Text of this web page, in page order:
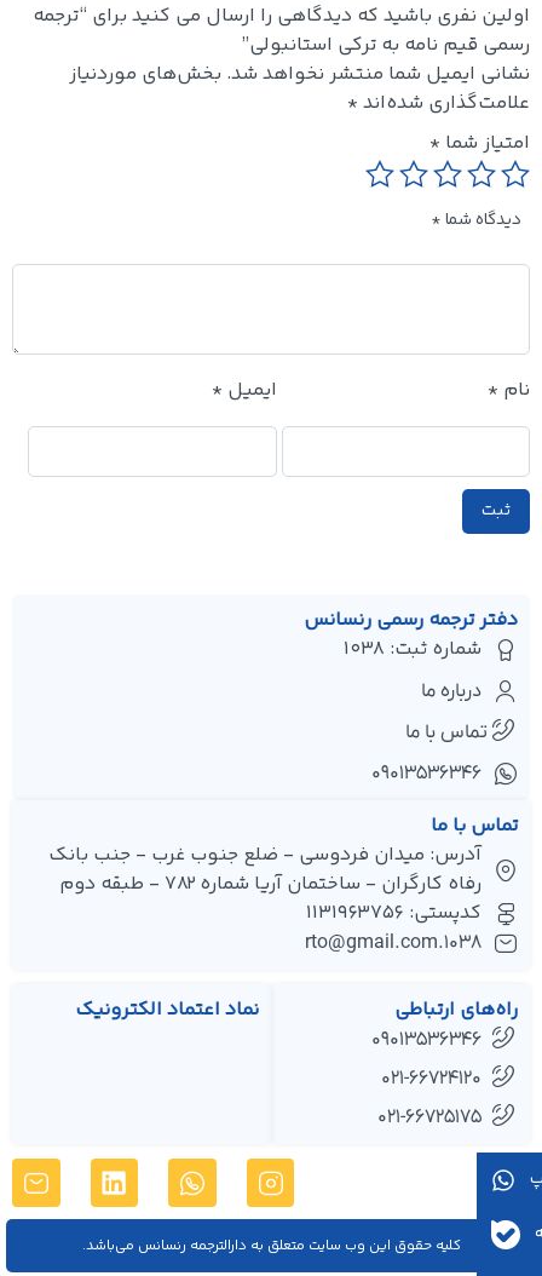
اولین نفری باشید که دیدگاهی را ارسال می کنید برای “ترجمه
رسمی قیم نامه به ترکی استانبولی”
نشانی ایمیل شما منتشر نخواهد شد.بخش‌های موردنیاز
علامت‌گذاری شده‌اند*
امتیاز شما*
دیدگاه شما*
نام* ایمیل*
دفتر ترجمه رسمی رنسانس
شماره ثبت: 1038
درباره ما
تماس با ما
۰۹۰۱۳۵۳۶۳۴۶
تماس با ما
آدرس: میدان فردوسی - ضلع جنوب غرب - جنب بانک
رفاه کارگران - ساختمان آریا شماره 782 - طبقه دوم
کدپستی: 1131963756
1038.rto@gmail.com
راه‌های ارتباطی
09013536346
021-66724120
021-66725175
نماد اعتماد الکترونیک
کليه حقوق اين وب سایت متعلق به دارالترجمه رنسانس می‌باشد.